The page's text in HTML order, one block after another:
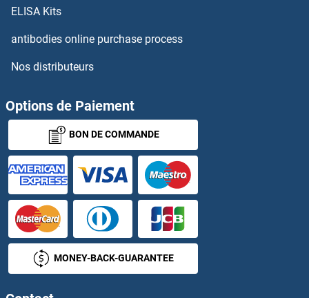
TM2D1 Anticorps
TM2D2 Anticorps
TM2D3 Anticorps
TM4SF1 Anticorps
TM4SF18 Anticorps
TM4SF20 Anticorps
TM4SF4 Anticorps
TM4SF5 Anticorps
ELISA Kits
antibodies online purchase process
Nos distributeurs
Options de Paiement
BON DE COMMANDE
MONEY-BACK-GUARANTEE